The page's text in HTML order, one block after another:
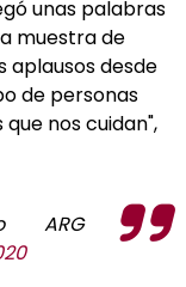
unas palabras
muestra de
aplausos desde
de personas
nos cuidan",
ARG